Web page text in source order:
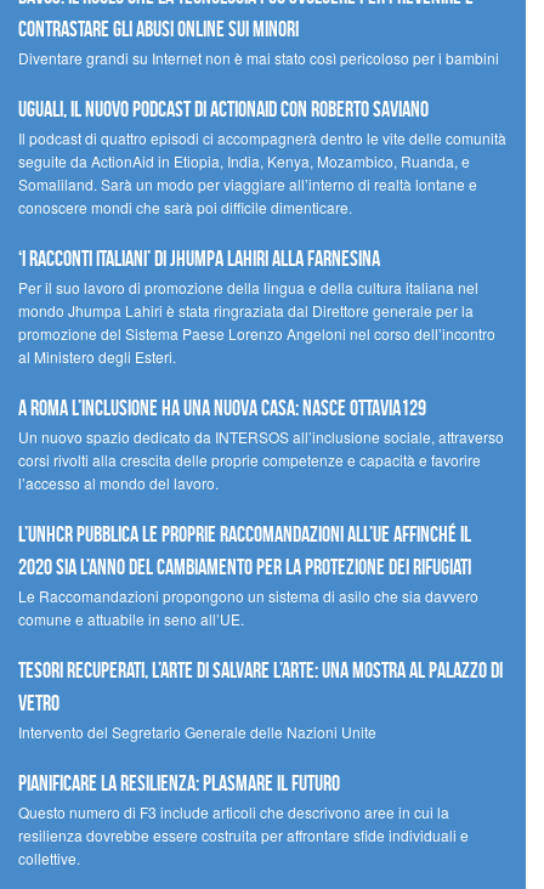
contrastare gli abusi online sui minori
Diventare grandi su Internet non è mai stato così pericoloso per i bambini
UGUALI, il nuovo podcast di ACTIONAID con Roberto Saviano
Il podcast di quattro episodi ci accompagnerà dentro le vite delle comunità
seguite da ActionAid in Etiopia, India, Kenya, Mozambico, Ruanda, e
Somaliland. Sarà un modo per viaggiare all’interno di realtà lontane e
conoscere mondi che sarà poi difficile dimenticare.
‘I racconti italiani’ di Jhumpa Lahiri alla Farnesina
Per il suo lavoro di promozione della lingua e della cultura italiana nel
mondo Jhumpa Lahiri è stata ringraziata dal Direttore generale per la
promozione del Sistema Paese Lorenzo Angeloni nel corso dell’incontro
al Ministero degli Esteri.
A Roma l’inclusione ha una nuova casa: nasce Ottavia129
Un nuovo spazio dedicato da INTERSOS all’inclusione sociale, attraverso
corsi rivolti alla crescita delle proprie competenze e capacità e favorire
l’accesso al mondo del lavoro.
L’UNHCR pubblica le proprie raccomandazioni all’UE affinché il
2020 sia l’anno del cambiamento per la protezione dei rifugiati
Le Raccomandazioni propongono un sistema di asilo che sia davvero
comune e attuabile in seno all’UE.
Tesori recuperati, l’arte di salvare l’arte: una mostra al Palazzo di
Vetro
Intervento del Segretario Generale delle Nazioni Unite
Pianificare la resilienza: plasmare il futuro
Questo numero di F3 include articoli che descrivono aree in cui la
resilienza dovrebbe essere costruita per affrontare sfide individuali e
collettive.